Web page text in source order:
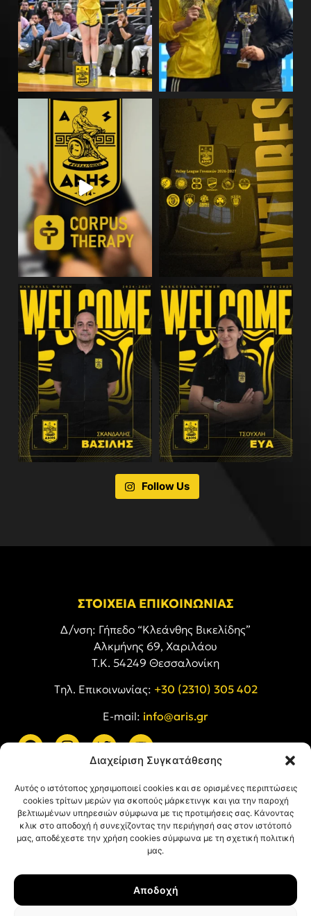
Διαχείριση Συγκατάθεσης
Αυτός ο ιστότοπος χρησιμοποιεί cookies και σε ορισμένες περιπτώσεις
cookies τρίτων μερών για σκοπούς μάρκετινγκ και για την παροχή
βελτιωμένων υπηρεσιών σύμφωνα με τις προτιμήσεις σας. Κάνοντας
κλικ στο αποδοχή ή συνεχίζοντας την περιήγησή σας στον ιστότοπό
μας, αποδέχεστε την χρήση cookies σύμφωνα με τη σχετική πολιτική
μας.
Αποδοχή
Follow Us
ΣΤΟΙΧΕΙΑ ΕΠΙΚΟΙΝΩΝΙΑΣ
Δ/νση: Γήπεδο “Κλεάνθης Βικελίδης”
Αλκμήνης 69, Χαριλάου
Τ.Κ. 54249 Θεσσαλονίκη
Tηλ. Επικοινωνίας: +30 (2310) 305 402
E-mail: info@aris.gr
Όροι Χρήσης